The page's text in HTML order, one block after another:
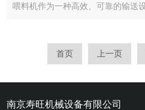
喂料机作为一种高效、可靠的输送
料从储料仓中吸入吸...
首页 上一页
南京寿旺机械设备有限公司